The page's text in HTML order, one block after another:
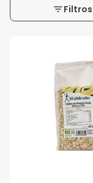
Filtros